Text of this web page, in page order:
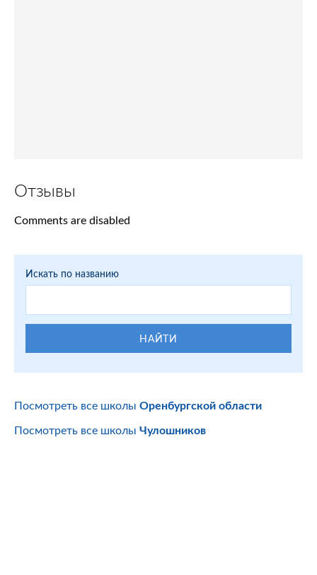
Отзывы
Comments are disabled
Искать по названию
НАЙТИ
Посмотреть все школы Оренбургской области
Посмотреть все школы Чулошников